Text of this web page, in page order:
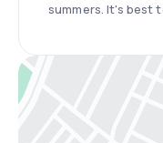
summers. It's best